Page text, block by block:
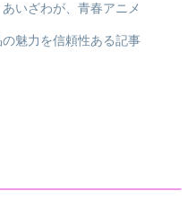
いざわが、青春アニメ
魅力を信頼性ある記事